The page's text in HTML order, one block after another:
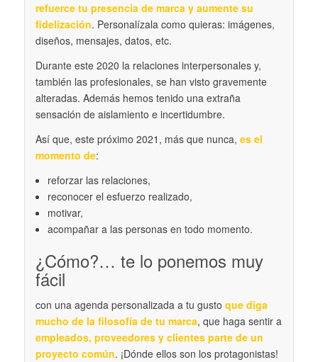
refuerce tu presencia de marca y aumente su
fidelización. Personalízala como quieras: imágenes,
diseños, mensajes, datos, etc.
Durante este 2020 la relaciones interpersonales y,
también las profesionales, se han visto gravemente
alteradas. Además hemos tenido una extraña
sensación de aislamiento e incertidumbre.
Así que, este próximo 2021, más que nunca, es el
momento de:
reforzar las relaciones,
reconocer el esfuerzo realizado,
motivar,
acompañar a las personas en todo momento.
¿Cómo?… te lo ponemos muy
fácil
con una agenda personalizada a tu gusto que diga
mucho de la filosofía de tu marca, que haga sentir a
empleados, proveedores y clientes parte de un
proyecto común. ¡Dónde ellos son los protagonistas!